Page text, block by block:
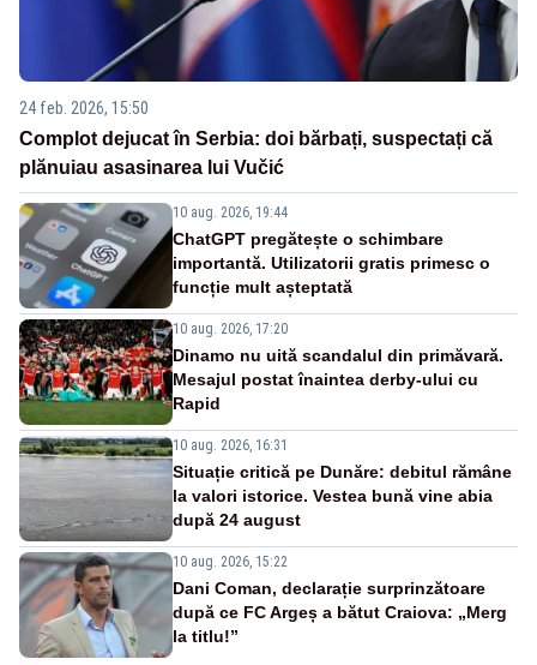
24 feb. 2026, 15:50
Complot dejucat în Serbia: doi bărbați, suspectați că
plănuiau asasinarea lui Vučić
10 aug. 2026, 19:44
ChatGPT pregătește o schimbare
importantă. Utilizatorii gratis primesc o
funcție mult așteptată
10 aug. 2026, 17:20
Dinamo nu uită scandalul din primăvară.
Mesajul postat înaintea derby-ului cu
Rapid
10 aug. 2026, 16:31
Situație critică pe Dunăre: debitul rămâne
la valori istorice. Vestea bună vine abia
după 24 august
10 aug. 2026, 15:22
Dani Coman, declarație surprinzătoare
după ce FC Argeș a bătut Craiova: „Merg
la titlu!”